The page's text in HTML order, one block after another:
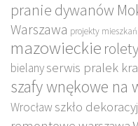
pranie dywanów
Warszawa projekty
mazowieckie
bielanyserwis pralek
szafy wnękowe na
Wrocław szkło